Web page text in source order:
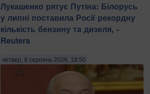
Лукашенко рятує Путіна: Білорусь
у липні поставила Росії рекордну
кількість бензину та дизеля, -
Reuters
четвер, 6 серпень 2026, 18:50